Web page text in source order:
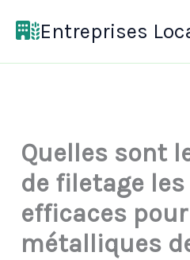
Entreprises
Quelles sont
de filetage
efficaces
métalliques